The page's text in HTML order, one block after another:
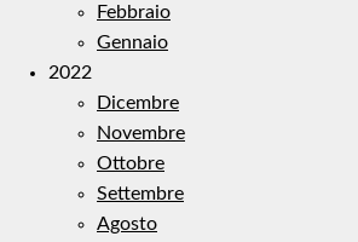
Febbraio
Gennaio
2022
Dicembre
Novembre
Ottobre
Settembre
Agosto